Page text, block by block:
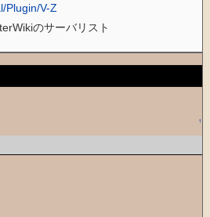
Plugin/V-Z
のサーバリスト
↑